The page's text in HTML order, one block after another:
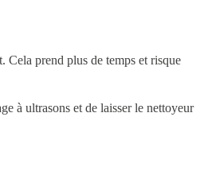
Cela prend plus de temps et risque
à ultrasons et de laisser le nettoyeur